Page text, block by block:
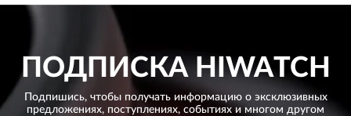
ПОДПИСКАHIWATCH
Подпишись, чтобы получать информацию о эксклюзивных
предложениях, поступлениях, событиях и многом другом